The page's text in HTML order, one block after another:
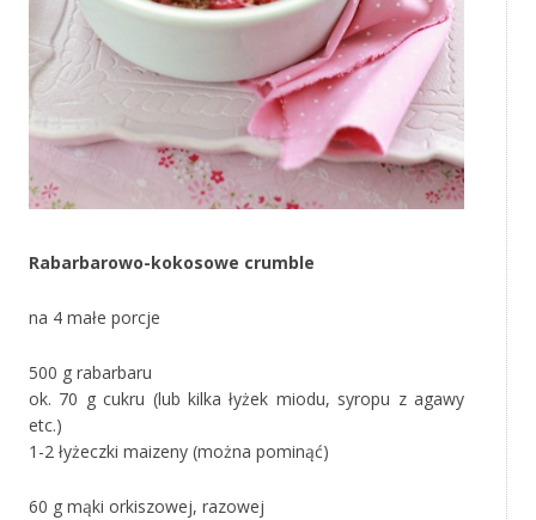
Rabarbarowo-kokosowe crumble
na 4 małe porcje
500 g rabarbaru
ok. 70 g cukru (lub kilka łyżek miodu, syropu z agawy
etc.)
1-2 łyżeczki maizeny (można pominąć)
60 g mąki orkiszowej, razowej